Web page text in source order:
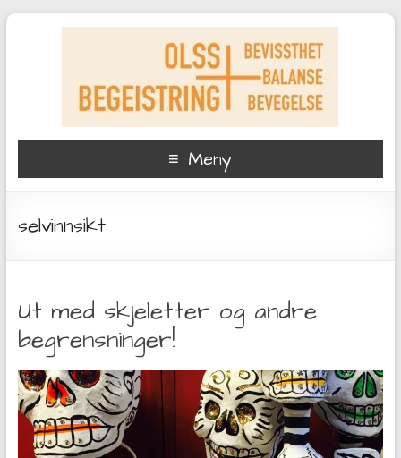
Meny
selvinnsikt
Ut med skjeletter og andre
begrensninger!